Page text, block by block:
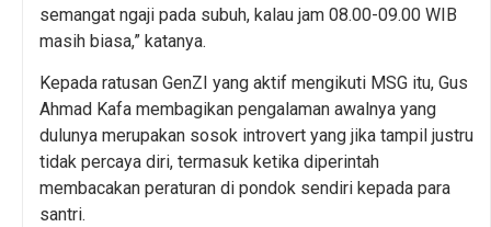
semangat ngaji pada subuh, kalau jam 08.00-09.00 WIB
masih biasa,” katanya.
Kepada ratusan GenZI yang aktif mengikuti MSG itu, Gus
Ahmad Kafa membagikan pengalaman awalnya yang
dulunya merupakan sosok introvert yang jika tampil justru
tidak percaya diri, termasuk ketika diperintah
membacakan peraturan di pondok sendiri kepada para
santri.